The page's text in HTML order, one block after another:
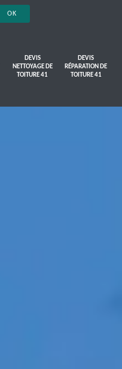
DEVIS
NETTOYAGE DE
TOITURE 41
DEVIS
RÉPARATION DE
TOITURE 41